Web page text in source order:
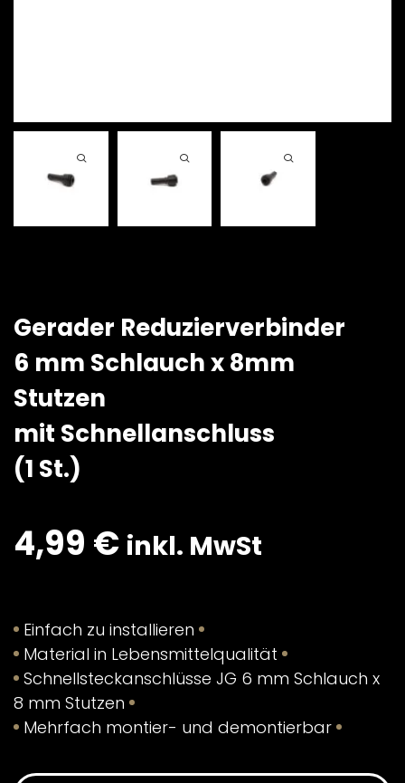
Gerader Reduzierverbinder
6 mm Schlauch x 8mm
Stutzen
mit Schnellanschluss
(1 St.)
4,99 € inkl. MwSt
Einfach zu installieren
Material in Lebensmittelqualität
Schnellsteckanschlüsse JG 6 mm Schlauch x
8 mm Stutzen
Mehrfach montier- und demontierbar